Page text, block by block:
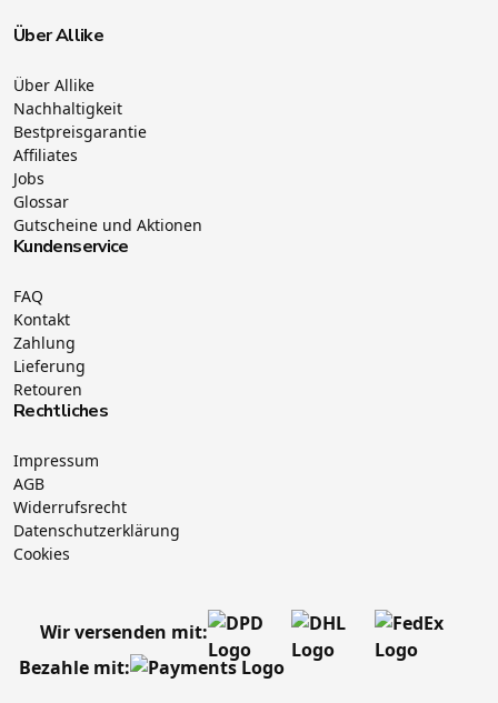
Über Allike
Über Allike
Nachhaltigkeit
Bestpreisgarantie
Affiliates
Jobs
Glossar
Gutscheine und Aktionen
Kundenservice
FAQ
Kontakt
Zahlung
Lieferung
Retouren
Rechtliches
Impressum
AGB
Widerrufsrecht
Datenschutzerklärung
Cookies
Wir versenden mit:
Bezahle mit: